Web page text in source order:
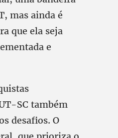
mas ainda é
que ela seja
e
SC também
desafios. O